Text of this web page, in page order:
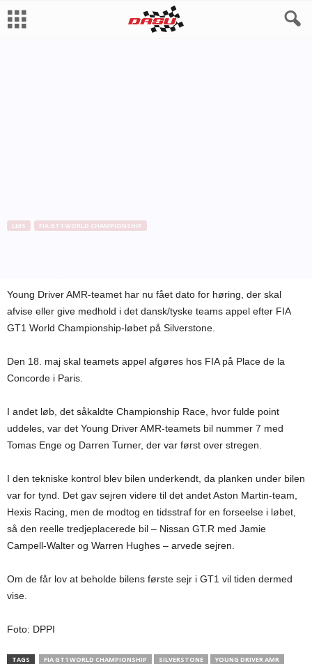
LMS FIA GT1 WORLD CHAMPIONSHIP
Young Driver AMR-teamet har nu fået dato for høring, der skal
afvise eller give medhold i det dansk/tyske teams appel efter FIA
GT1 World Championship-løbet på Silverstone.
Den 18. maj skal teamets appel afgøres hos FIA på Place de la
Concorde i Paris.
I andet løb, det såkaldte Championship Race, hvor fulde point
uddeles, var det Young Driver AMR-teamets bil nummer 7 med
Tomas Enge og Darren Turner, der var først over stregen.
I den tekniske kontrol blev bilen underkendt, da planken under bilen
var for tynd. Det gav sejren videre til det andet Aston Martin-team,
Hexis Racing, men de modtog en tidsstraf for en forseelse i løbet,
så den reelle tredjeplacerede bil – Nissan GT.R med Jamie
Campell-Walter og Warren Hughes – arvede sejren.
Om de får lov at beholde bilens første sejr i GT1 vil tiden dermed
vise.
Foto: DPPI
TAGS FIA GT1 WORLD CHAMPIONSHIP SILVERSTONE YOUNG DRIVER AMR